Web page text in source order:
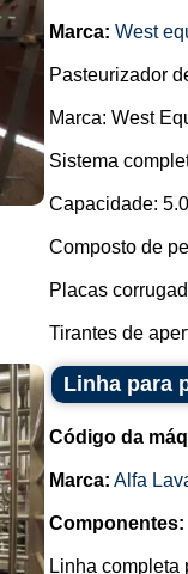
Marca: West
Pasteurizador
Marca: West
Sistema
Capacidade:
Composto de
Placas
Tirantes de
Linha para
Código da
Marca: Alfa
Componentes:
Linha completa